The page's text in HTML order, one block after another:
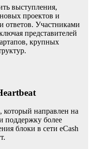
выступления,
проектов и
ответов. Участниками
представителей
крупных
который направлен на
поддержку более
блоки в сети eCash